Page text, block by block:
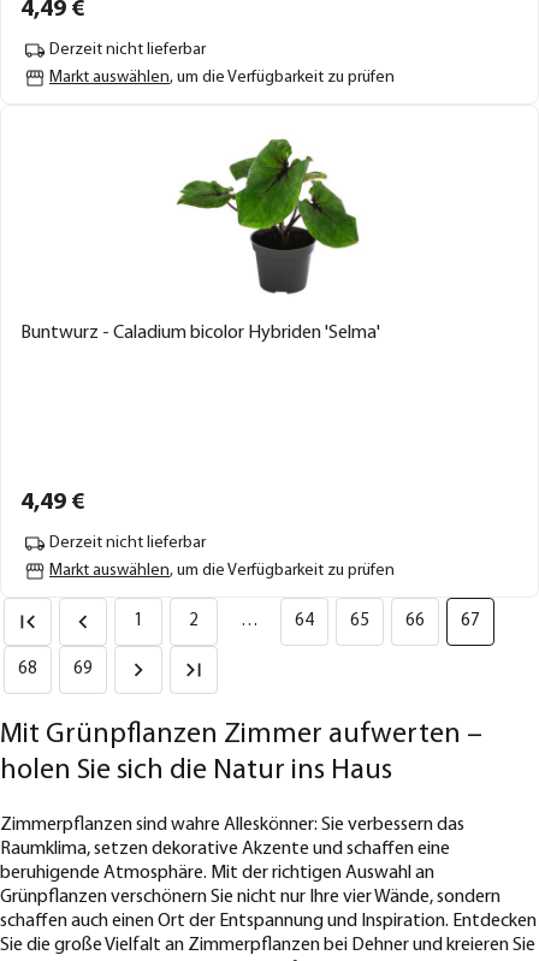
4,49 €
Derzeit nicht lieferbar
Markt auswählen, um die Verfügbarkeit zu prüfen
Buntwurz - Caladium bicolor Hybriden 'Selma'
4,49 €
Derzeit nicht lieferbar
Markt auswählen, um die Verfügbarkeit zu prüfen
1 2 … 64 65 66 67
68 69
Mit Grünpflanzen Zimmer aufwerten –
holen Sie sich die Natur ins Haus
Zimmerpflanzen sind wahre Alleskönner: Sie verbessern das
Raumklima, setzen dekorative Akzente und schaffen eine
beruhigende Atmosphäre. Mit der richtigen Auswahl an
Grünpflanzen verschönern Sie nicht nur Ihre vier Wände, sondern
schaffen auch einen Ort der Entspannung und Inspiration. Entdecken
Sie die große Vielfalt an Zimmerpflanzen bei Dehner und kreieren Sie